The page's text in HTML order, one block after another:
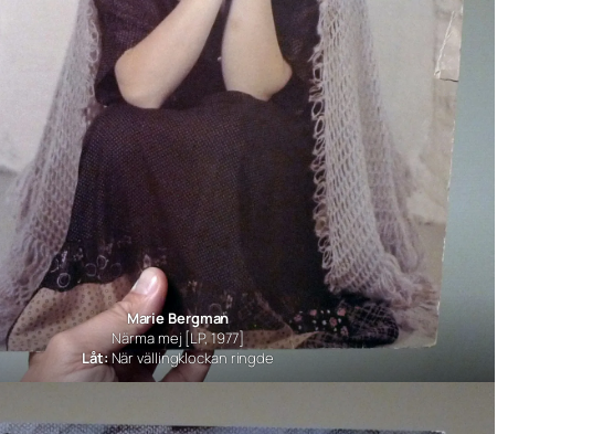
Marie Bergman
Närma mej [LP, 1977]
Låt:När vällingklockan ringde